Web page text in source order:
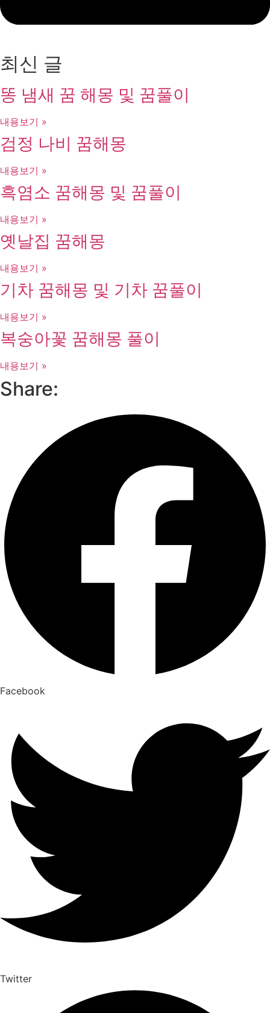
최신 글
똥 냄새 꿈 해몽 및 꿈풀이
내용보기 »
검정 나비 꿈해몽
내용보기 »
흑염소 꿈해몽 및 꿈풀이
내용보기 »
옛날집 꿈해몽
내용보기 »
기차 꿈해몽 및 기차 꿈풀이
내용보기 »
복숭아꽃 꿈해몽 풀이
내용보기 »
Share:
Facebook
Twitter